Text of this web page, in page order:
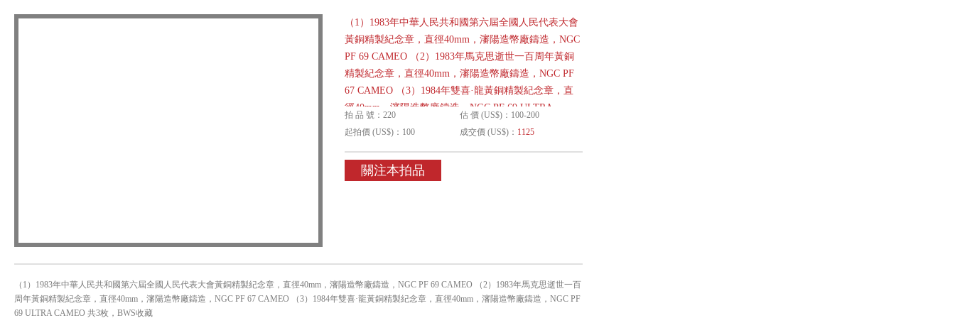
（1）1983年中華人民共和國第六屆全國人民代表大會
黃銅精製紀念章，直徑40mm，瀋陽造幣廠鑄造，NGC
PF 69 CAMEO （2）1983年馬克思逝世一百周年黃銅
精製紀念章，直徑40mm，瀋陽造幣廠鑄造，NGC PF
67 CAMEO （3）1984年雙喜·龍黃銅精製紀念章，直
徑40mm，瀋陽造幣廠鑄造，NGC PF 69 ULTRA
拍 品 號：220
估 價 (US$)：100-200
起拍價 (US$)：100
成交價 (US$)： 1125
關注本拍品
（1）1983年中華人民共和國第六屆全國人民代表大會黃銅精製紀念章，直徑40mm，瀋陽造幣廠鑄造，NGC PF 69 CAMEO （2）1983年馬克思逝世一百
周年黃銅精製紀念章，直徑40mm，瀋陽造幣廠鑄造，NGC PF 67 CAMEO （3）1984年雙喜·龍黃銅精製紀念章，直徑40mm，瀋陽造幣廠鑄造，NGC PF
69 ULTRA CAMEO 共3枚，BWS收藏